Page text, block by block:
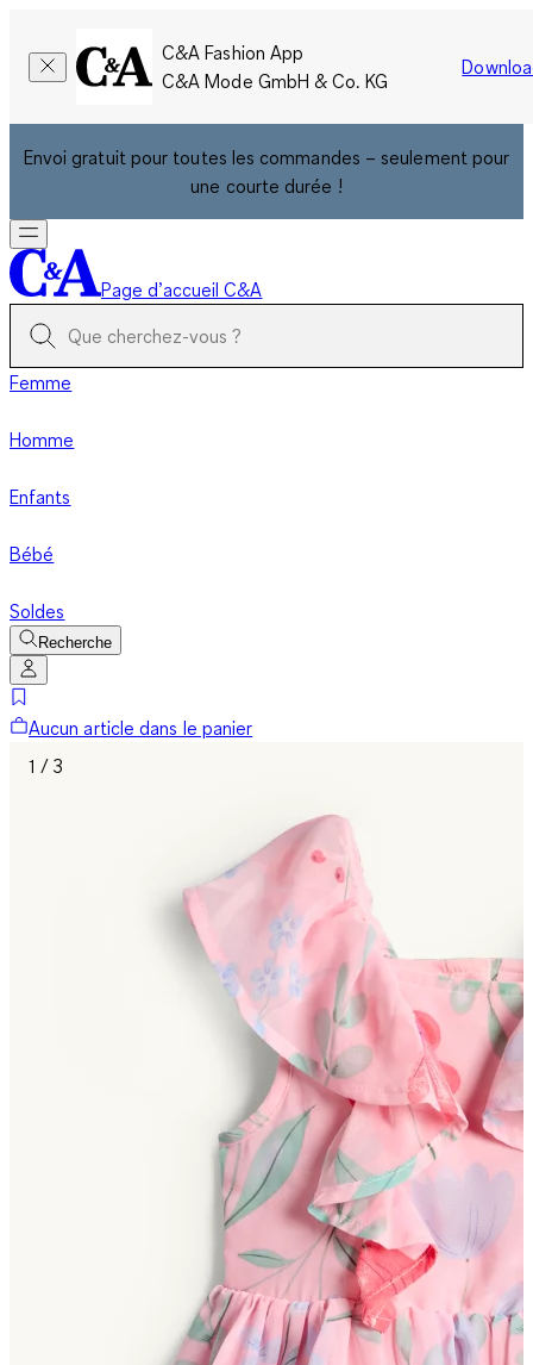
C&A Fashion App
C&A Mode GmbH & Co. KG
Envoi gratuit pour toutes les commandes – seulement pour
une courte durée !
Page d’accueil C&A
Femme
Homme
Enfants
Bébé
Soldes
Recherche
Aucun article dans le panier
1 / 3